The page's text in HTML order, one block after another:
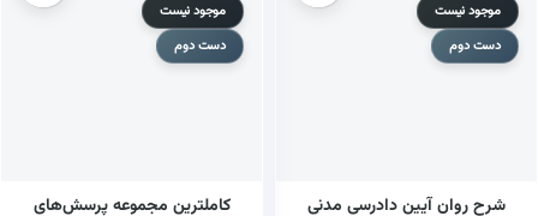
موجود نیست
دست دوم
شرح روان آیین دادرسی مدنی
موجود نیست
دست دوم
کاملترین مجموعه پرسش‌های